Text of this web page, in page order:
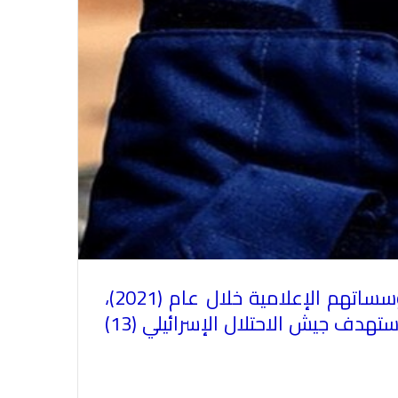
رصدت وزارة الإعلام الفلسطينية (717) انتهاكاً احتلاليا بحق الصحفيين الفلسطينيين ومؤسساتهم الإعلامية خلال عام (2021)،
منها (22) انتهاكا خلال الفترة ما بين 1 إلى 31 من شهر كانون أول/ ديسمبر 2021، حيث استهدف جيش الاحتلال الإسرائيلي (13)